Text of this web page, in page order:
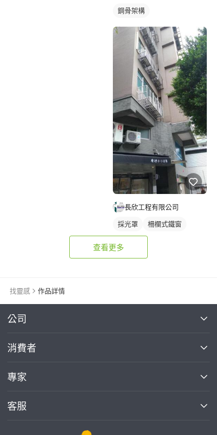
鋼骨架構
長欣工程有限公司
採光罩 柵欄式鐵窗
查看更多
找靈感 作品詳情
公司
關於我們
部落格
加入我們
消費者
買服務
熱門服務
專家
案件中心
客服
繼續完成